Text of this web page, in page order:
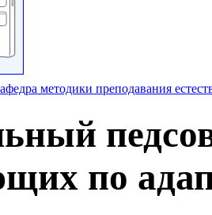
методики преподавания
по